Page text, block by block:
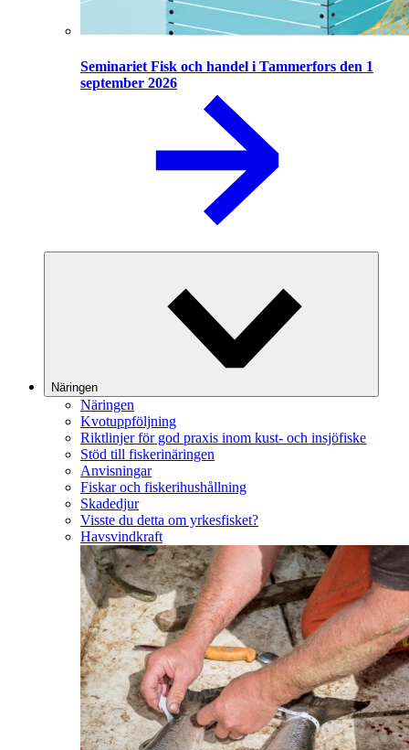
Seminariet Fisk och handel i Tammerfors den 1
september 2026
Näringen
Näringen
Kvotuppföljning
Riktlinjer för god praxis inom kust- och insjöfiske
Stöd till fiskerinäringen
Anvisningar
Fiskar och fiskerihushållning
Skadedjur
Visste du detta om yrkesfisket?
Havsvindkraft